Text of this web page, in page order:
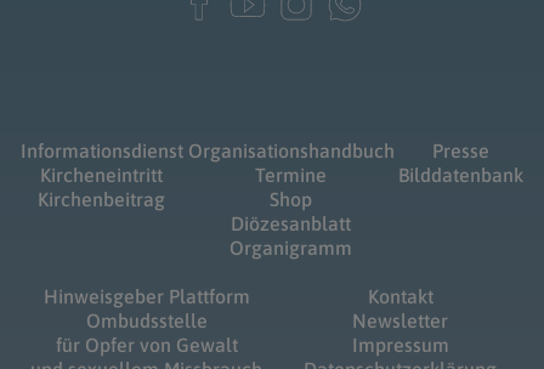
Informationsdienst
Kircheneintritt
Kirchenbeitrag
Organisationshandbuch
Termine
Shop
Diözesanblatt
Organigramm
Presse
Bilddatenbank
Hinweisgeber Plattform
Ombudsstelle
für Opfer von Gewalt
Kontakt
Newsletter
Impressum